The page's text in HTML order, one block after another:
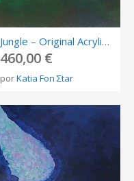
Jungle – Original Acrylic Painting on Stretched Canvas | 41 × 59 cm | OOAK
460,00 €
porKatia Fon Σtar